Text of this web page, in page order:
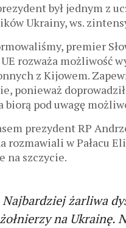
był jednym z
Ukrainy, ws.
premier
rozważa możliwość
z Kijowem.
ponieważ
biorą pod uwagę
prezydent RP
rozmawiali w Pałacu
na szczycie.
Najbardziej żarliwa
żołnierzy na Ukrainę.